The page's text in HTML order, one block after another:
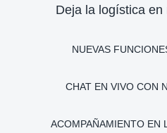
Deja la logística en
NUEVAS
CHAT EN VIVO CON
ACOMPAÑAMIENTO EN